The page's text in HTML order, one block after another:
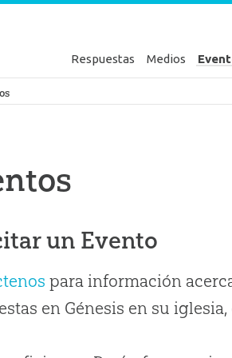
Respuestas Medios
Génesis
un Evento
para información
en Génesis en su